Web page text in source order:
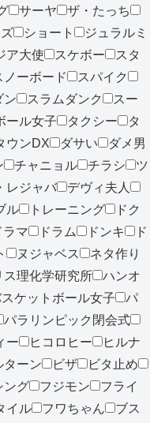
サーヤ
ザ・たっち
ショート
ジュラルミ
ア大使 スケボー
スタ
ノーボード
スパイク
ン スラムダンク
スー
ール女子 タクシー
タ
ウンDX ダサい
ダメ男
チャニョル チラシ
ツ
レジャバ
デヴィ夫人
ル トレーニング
ドク
ラマ ドラム ドンキ
ド
ヌジャベス
ネタ作り
ス理化学研究所
ハンオ
ケットボール女子
パ
パラリンピック閉会式
ー ヒコロヒー
ヒルナ
ターン ビザ
ビタ止め
ング フジモン
フライ
イル フワちゃん
ブス